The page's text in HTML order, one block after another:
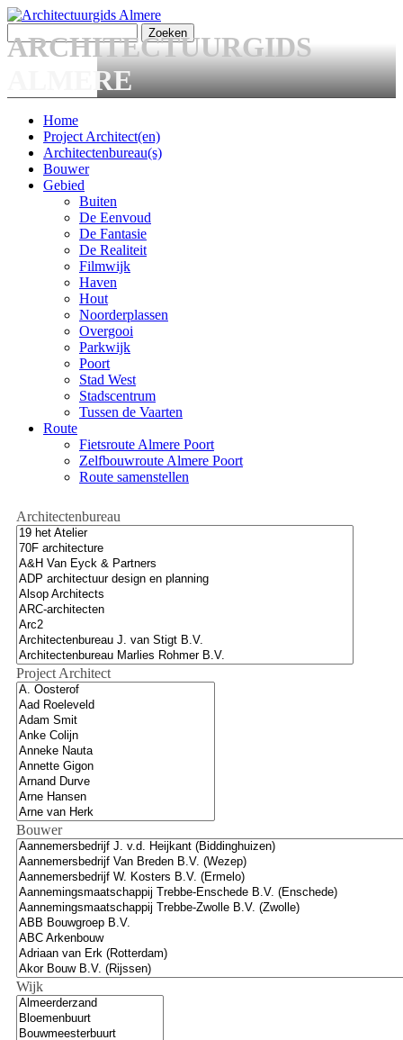
Overslaan en naar de algemene inhoud gaan
Zoekveld
ARCHITECTUURGIDS
ALMERE
Main menu
Home
Project Architect(en)
Architectenbureau(s)
Bouwer
Gebied
Buiten
De Eenvoud
De Fantasie
De Realiteit
Filmwijk
Haven
Hout
Noorderplassen
Overgooi
Parkwijk
Poort
Stad West
Stadscentrum
Tussen de Vaarten
Route
Fietsroute Almere Poort
Zelfbouwroute Almere Poort
Route samenstellen
Architectenbureau
Project Architect
Bouwer
Wijk